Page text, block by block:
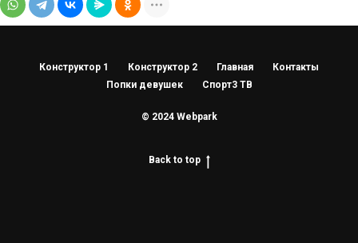
Конструктор 1 Конструктор 2 Главная
Контакты
Попки девушек
Спорт3 ТВ
© 2024 Webpark
Back to top